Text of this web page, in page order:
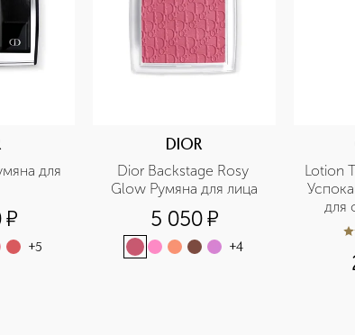
для
¤
+5
DIOR
Dior Backstage Rosy
Glow Румяна для лица
5 050¤
+4
Lotion
для
5